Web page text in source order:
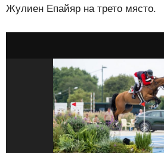
Жулиен Епайяр на трето място.